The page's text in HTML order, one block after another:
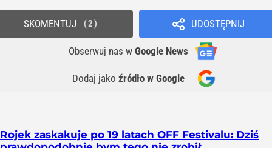
UDOSTĘPNIJ
Obserwuj nas w Google News
Dodaj jako źródło w Google
SKOMENTUJ 2
Rojek zaskakuje po 19 latach OFF Festivalu: Dziś